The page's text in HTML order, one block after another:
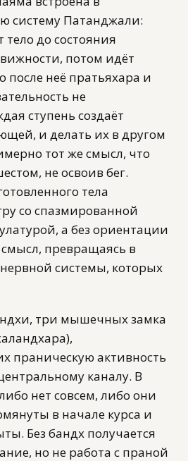
систему Патанджали:
тело до состояния
потом идёт
после неё пратьяхара и
не
ступень создаёт
и делать их в другом
тот же смысл, что
не освоив бег.
тела
со спазмированной
а без ориентации
превращаясь в
системы, которых
три мышечных замка
праническую активность
каналу. В
нет совсем, либо они
в начале курса и
Без бандх получается
но не работа с праной